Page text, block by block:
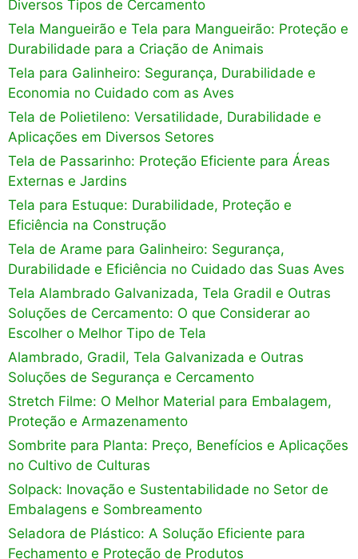
Diversos Tipos de Cercamento
Tela Mangueirão e Tela para Mangueirão: Proteção e
Durabilidade para a Criação de Animais
Tela para Galinheiro: Segurança, Durabilidade e
Economia no Cuidado com as Aves
Tela de Polietileno: Versatilidade, Durabilidade e
Aplicações em Diversos Setores
Tela de Passarinho: Proteção Eficiente para Áreas
Externas e Jardins
Tela para Estuque: Durabilidade, Proteção e
Eficiência na Construção
Tela de Arame para Galinheiro: Segurança,
Durabilidade e Eficiência no Cuidado das Suas Aves
Tela Alambrado Galvanizada, Tela Gradil e Outras
Soluções de Cercamento: O que Considerar ao
Escolher o Melhor Tipo de Tela
Alambrado, Gradil, Tela Galvanizada e Outras
Soluções de Segurança e Cercamento
Stretch Filme: O Melhor Material para Embalagem,
Proteção e Armazenamento
Sombrite para Planta: Preço, Benefícios e Aplicações
no Cultivo de Culturas
Solpack: Inovação e Sustentabilidade no Setor de
Embalagens e Sombreamento
Seladora de Plástico: A Solução Eficiente para
Fechamento e Proteção de Produtos